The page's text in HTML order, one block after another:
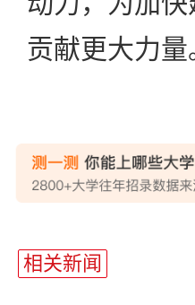
贡献更大力量
相关新闻